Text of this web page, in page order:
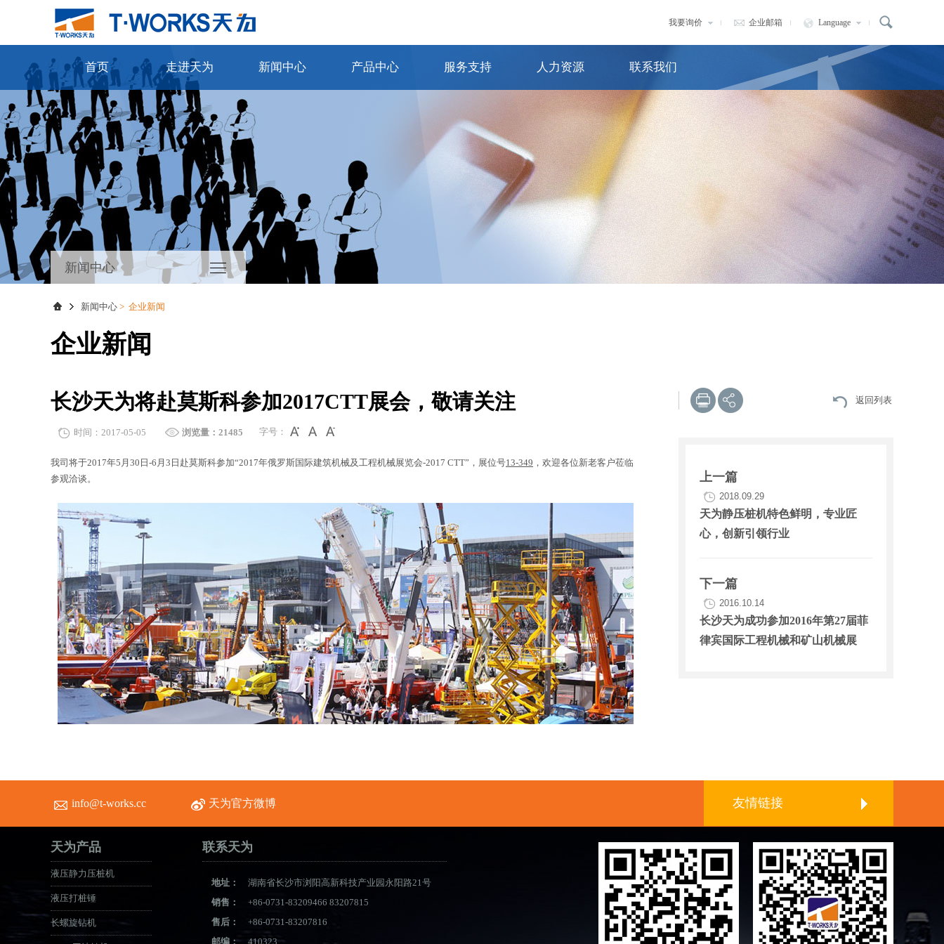
Language
企业邮箱
我要询价
首页 走进天为 新闻中心 产品中心 服务支持 人力资源 联系我们
新闻中心
新闻中心 > 企业新闻
企业新闻
长沙天为将赴莫斯科参加2017CTT展会，敬请关注
时间：2017-05-05 浏览量：21485 字号：
我司将于2017年5月30日-6月3日赴莫斯科参加“2017年俄罗斯国际建筑机械及工程机械展览会-2017 CTT”，展位号13-349 ，欢迎各位新老客户莅临
参观洽谈。
返回列表
上一篇
2018.09.29
天为静压桩机特色鲜明，专业匠
心，创新引领行业
下一篇
2016.10.14
长沙天为成功参加2016年第27届菲
律宾国际工程机械和矿山机械展
info@t-works.cc 天为官方微博 友情链接
天为产品
液压静力压桩机
液压打桩锤
长螺旋钻机
联系天为
地址：
湖南省长沙市浏阳高新科技产业园永阳路21号
销售：
+86-0731-83209466 83207815
售后：
+86-0731-83207816
邮编：
410323